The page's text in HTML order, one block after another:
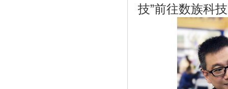
技”前往数族科